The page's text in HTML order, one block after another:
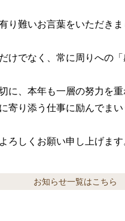
り難いお言葉をいただきま
けでなく、常に周りへの
に、本年も一層の努力を重
寄り添う仕事に励んでまい
ろしくお願い申し上げます
お知らせ一覧はこちら